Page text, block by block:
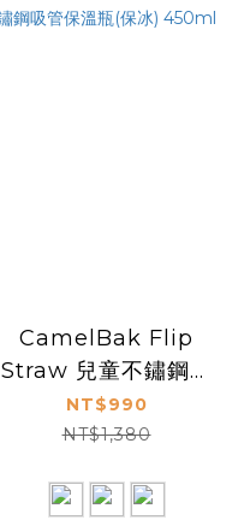
CamelBak Flip
Straw 兒童不鏽鋼吸
管保溫瓶(保冰)
450ml
NT$990
NT$1,380